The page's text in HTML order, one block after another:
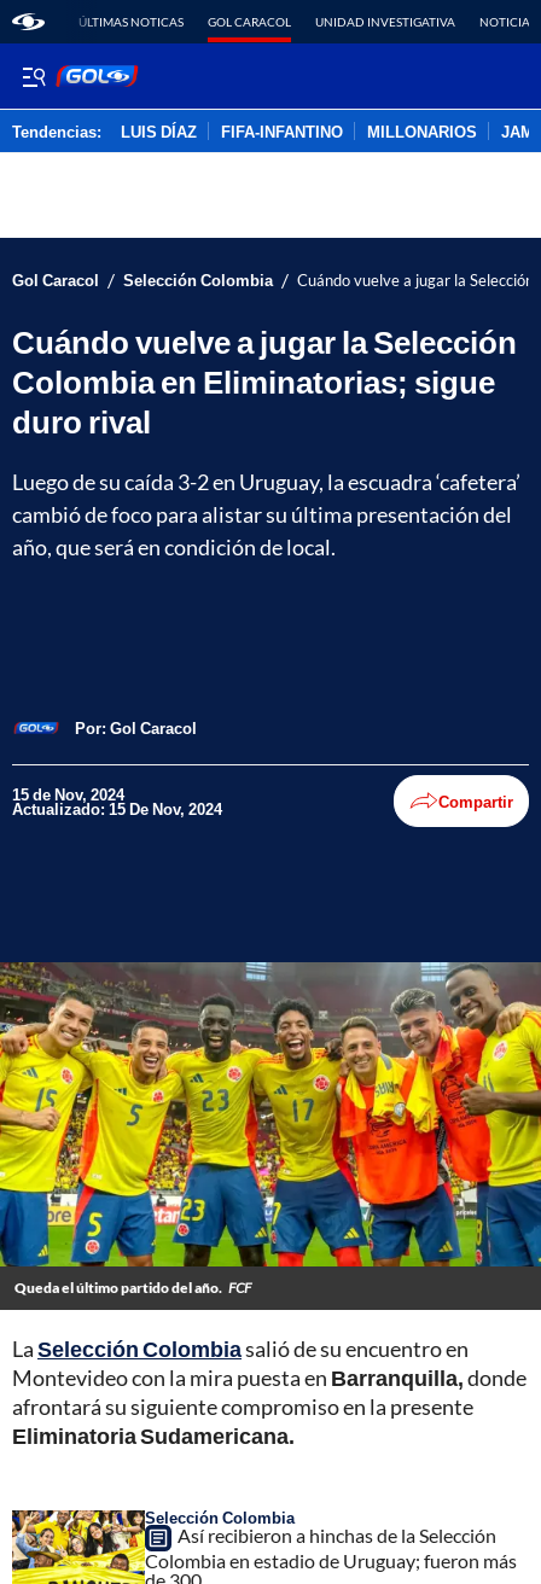
ÚLTIMAS NOTICAS GOL CARACOL UNIDAD INVESTIGATIVA NOTICIAS
Tendencias: LUIS DÍAZ FIFA-INFANTINO MILLONARIOS
Gol Caracol / Selección Colombia / Cuándo vuelve a jugar la
Cuándo vuelve a jugar la Selección
Colombia en Eliminatorias; sigue
duro rival
Luego de su caída 3-2 en Uruguay, la escuadra ‘cafetera’
cambió de foco para alistar su última presentación del
año, que será en condición de local.
Por: Gol Caracol
15 de Nov, 2024
Actualizado: 15 De Nov, 2024 Compartir
Queda el último partido del año. FCF
LaSelección Colombiasalió de su encuentro en
Montevideo con la mira puesta en Barranquilla,donde
afrontará su siguiente compromiso en la presente
Eliminatoria Sudamericana.
Selección Colombia
Así recibieron a hinchas de la Selección
Colombia en estadio de Uruguay; fueron más
de 300